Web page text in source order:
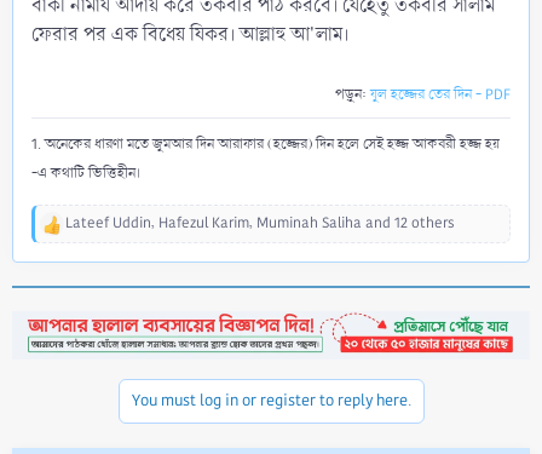
ফেরার পর এক বিধেয় যিকর। আল্লাহু আ'লাম।
পড়ুন:যুল হজ্জের তের দিন - PDF
1. অনেকের ধারণা মতে জুমআর দিন আরাফার (হজ্জের) দিন হলে সেই হজ্জ আকবরী হজ্জ হয়
-এ কথাটি ভিত্তিহীন।
R
t
i
Lateef Uddin, Hafezul Karim, Muminah Saliha and 12 others
You must log in or register to reply here.